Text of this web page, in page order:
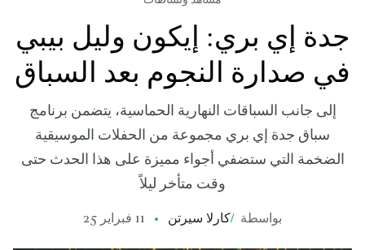
جدة إي بري: إيكون وليل بيبي
في صدارة النجوم بعد السباق
إلى جانب السباقات النهارية الحماسية، يتضمن برنامج
سباق جدة إي بري مجموعة من الحفلات الموسيقية
الضخمة التي ستضفي أجواء مميزة على هذا الحدث حتى
وقت متأخر ليلاً
بواسطة /كارلا سيرتن 11 فبراير 25